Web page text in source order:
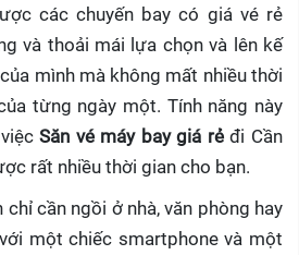
các chuyến bay có giá vé rẻ
và thoải mái lựa chọn và lên kế
mình mà không mất nhiều thời
từng ngày một. Tính năng này
việcSăn vé máy bay giá rẻđi Cần
rất nhiều thời gian cho bạn.
chỉ cần ngồi ở nhà, văn phòng hay
một chiếc smartphone và một